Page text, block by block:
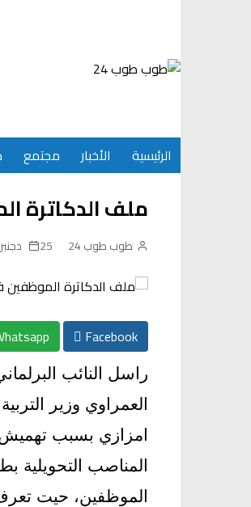
الرئيسية الأخبار مجتمع
ملف الدكاترة
طوب طوب 24 25 دجنبر، 2020
Facebook
راسل النائب
العمراوي وزير
امزازي بسبب
المناصب التحويلية
الموظفين، حيت